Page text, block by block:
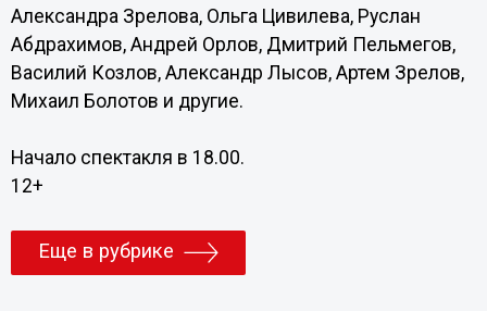
Александра Зрелова, Ольга Цивилева, Руслан
Абдрахимов, Андрей Орлов, Дмитрий Пельмегов,
Василий Козлов, Александр Лысов, Артем Зрелов,
Михаил Болотов и другие.
Начало спектакля в 18.00.
12+
Еще в рубрике